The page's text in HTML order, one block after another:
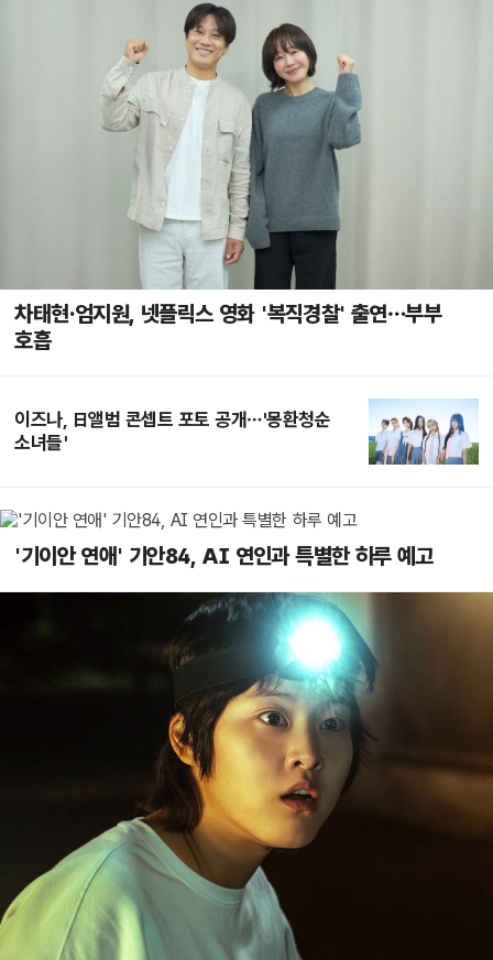
차태현·엄지원, 넷플릭스 영화 '복직경찰' 출연…부부
호흡
이즈나, 日앨범 콘셉트 포토 공개…'몽환청순
소녀들'
'기이안 연애' 기안84, AI 연인과 특별한 하루 예고